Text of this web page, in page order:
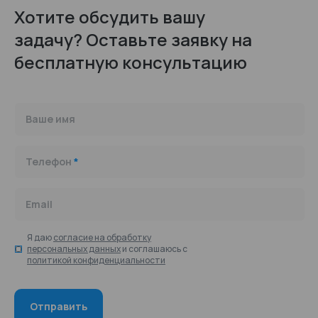
Хотите обсудить вашу
задачу? Оставьте заявку на
бесплатную консультацию
Ваше имя
Телефон *
Email
Я даюсогласие на обработку
персональных данныхи соглашаюсь с
политикой конфиденциальности